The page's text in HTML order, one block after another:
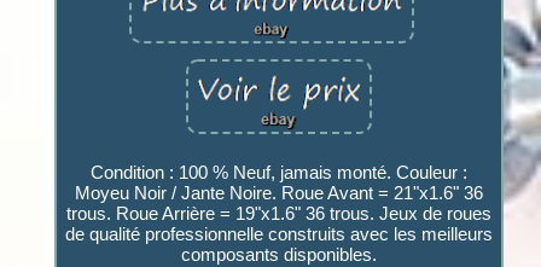
Condition : 100 % Neuf, jamais monté. Couleur :
Moyeu Noir / Jante Noire. Roue Avant = 21"x1.6" 36
trous. Roue Arrière = 19"x1.6" 36 trous. Jeux de roues
de qualité professionnelle construits avec les meilleurs
composants disponibles.